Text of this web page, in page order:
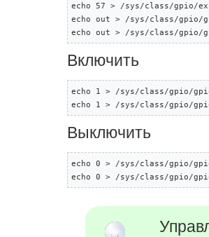
echo 57 > /sys/class/gpio/
echo out > /sys/class/gpio/
echo out > /sys/class/gpio/
Включить
echo 1 > /sys/class/gpio/
echo 1 > /sys/class/gpio/
Выключить
echo 0 > /sys/class/gpio/
echo 0 > /sys/class/gpio/